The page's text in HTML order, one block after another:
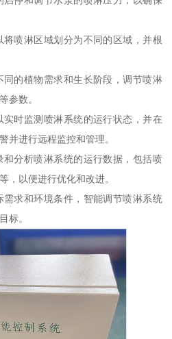
喷淋区域划分为不同的区域，并根
的植物需求和生长阶段，调节喷淋
参数。
时监测喷淋系统的运行状态，并在
并进行远程监控和管理。
分析喷淋系统的运行数据，包括喷
，以便进行优化和改进。
求和环境条件，智能调节喷淋系统
标。